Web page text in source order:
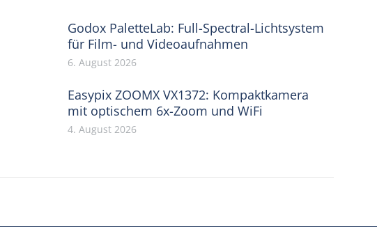
Godox PaletteLab: Full-Spectral-Lichtsystem
für Film- und Videoaufnahmen
6. August 2026
Easypix ZOOMX VX1372: Kompaktkamera
mit optischem 6x-Zoom und WiFi
4. August 2026